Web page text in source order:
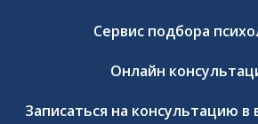
Сервис подбора
Онлайн
Записаться на консультацию